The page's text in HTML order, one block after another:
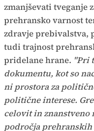
zmanjševati tveganje
prehransko varnost
zdravje prebivalstva,
tudi trajnost
pridelane hrane. "Pri
dokumentu, kot so
ni prostora za
politične interese.
celovit in znanstveno
področja